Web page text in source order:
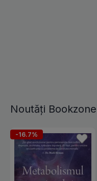
Noutăți Bookzone
-16.7%